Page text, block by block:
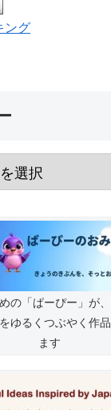
ング
の「ぱーぴー」が
ゆるくつぶやく作
ます